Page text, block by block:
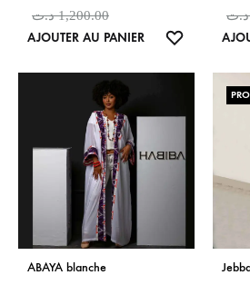
1,200.00 د.ت
AJOUTER AU PANIER
د.ت
ABAYA blanche